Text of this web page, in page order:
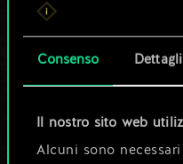
Consenso Dettagli
Il nostro sito web
Alcuni sono
Per
set
Ma